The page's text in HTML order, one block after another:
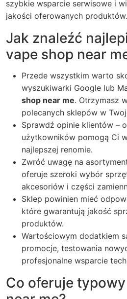
szybkie wsparcie serwisowe i
jakości oferowanych produktów.
Jak znaleźć
vape shop near
Przede wszystkim warto
wyszukiwarki Google lub
shop near me. Otrzymasz
polecanych sklepów w
Sprawdź opinie klientów –
użytkowników pomogą Ci
najlepszej renomie.
Zwróć uwagę na
oferuje szeroki wybór
akcesoriów i części
Sklep powinien mieć
które gwarantują jakość
produktów.
Wartościowym dodatkiem
promocje, testowania
profesjonalne wsparcie
Co oferuje